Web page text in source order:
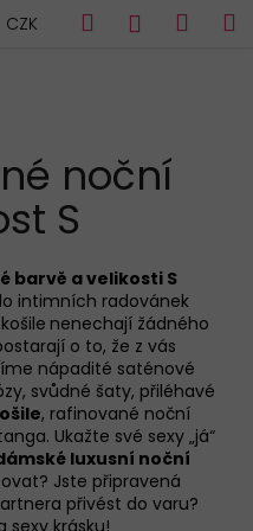
CZK Hledat
noční
S
barvě a velikosti S
intimních radovánek
nenechají žádného
o to, že z vás
nápadité saténové
svůdné šaty, přiléhavé
, rafinované noční
Ukažte své sexy „já“
luxusní noční
Jste připravená
přivést do varu?